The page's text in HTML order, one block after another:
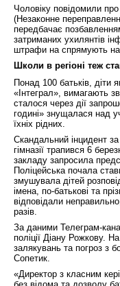
Чоловіку повідомили
(Незаконне
передбачає
затриманих ухилянтів
штрафи на спрямують на
Школи в регіоні теж
Понад 100 батьків, діти
«Інтеграл», вимагають
сталося через дії
годині» знущалася над
їхніх рідних.
Скандальний інцидент
гімназії трапився 6
закладу запросила
Поліцейська почала
змушувала дітей
імена, по-батькові та
відповідали
разів.
За даними Телеграм-
поліції Діану Рожкову.
залякувань та погроз з
Сопетик.
«Директор з класним